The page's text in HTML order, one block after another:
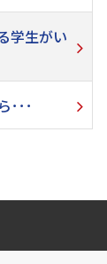
学生がい
･･･